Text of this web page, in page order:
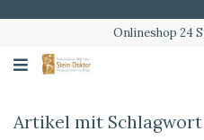
Onlineshop 24
Artikel mit